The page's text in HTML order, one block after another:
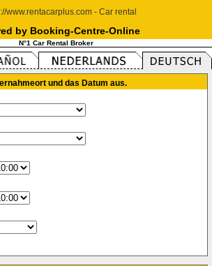
by Booking-Centre-Online
N°1 Car Rental Broker
und das Datum aus.